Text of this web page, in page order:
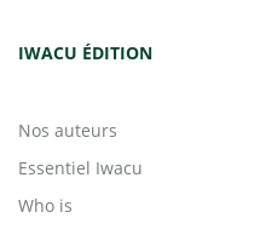
IWACU ÉDITION
Nos auteurs
Essentiel Iwacu
Who is